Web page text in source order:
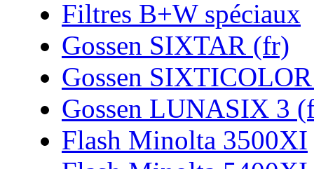
Filtres B+W spéciaux
Gossen SIXTAR (fr)
Gossen
Gossen LUNASIX 3
Flash Minolta 3500XI